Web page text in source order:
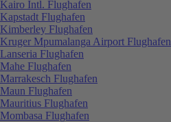
Kairo Intl. Flughafen
Kapstadt Flughafen
Kimberley Flughafen
Kruger Mpumalanga Airport Flughafen
Lanseria Flughafen
Mahe Flughafen
Marrakesch Flughafen
Maun Flughafen
Mauritius Flughafen
Mombasa Flughafen